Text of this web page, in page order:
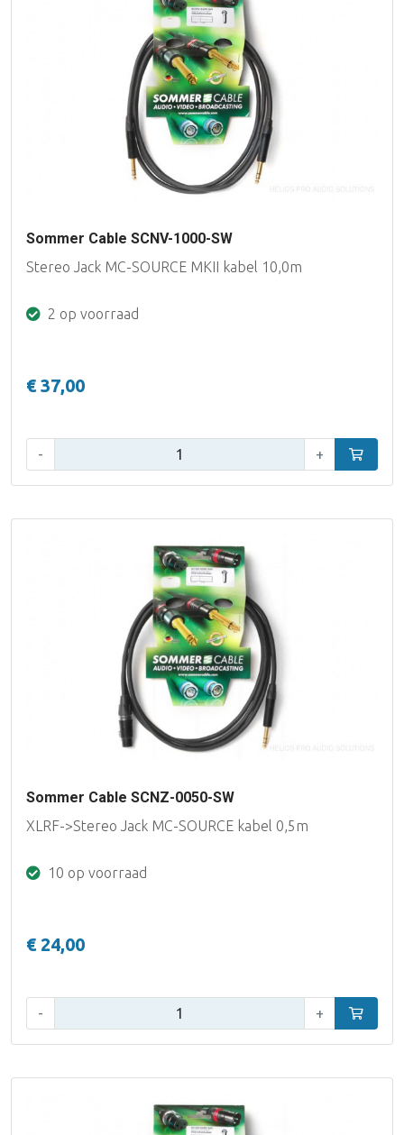
Sommer Cable SCNV-1000-SW
Stereo Jack MC-SOURCE MKII kabel 10,0m
2 op voorraad
€ 37,00
- + In
Sommer Cable SCNZ-0050-SW
XLRF->Stereo Jack MC-SOURCE kabel 0,5m
10 op voorraad
€ 24,00
- + In